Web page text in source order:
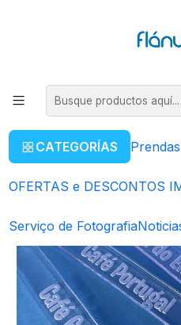
CATEGORÍAS
OFERTAS e DESCONTOS
Serviço de Fotografia
Artigos